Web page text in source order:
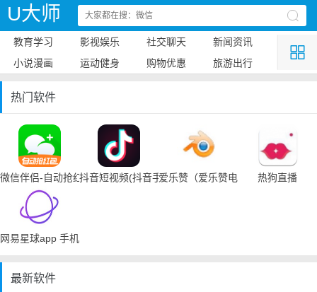
U大师
教育学习 影视娱乐 社交聊天
新闻资讯
小说漫画
运动健身 购物优惠 旅游出行
热门软件
微信伴侣-自动抢红包抖音短视频(抖音手机下载)爱乐赞（爱乐赞电脑手机下载）
热狗直播
网易星球app 手机下载
最新软件